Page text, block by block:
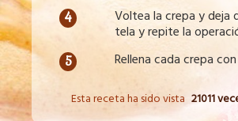
Voltea la crepa y deja
tela y repite la
Rellena cada crepa
Esta receta ha sido vista 21011